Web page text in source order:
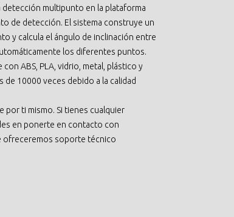
detección multipunto en la plataforma
de detección. El sistema construye un
y calcula el ángulo de inclinación entre
los diferentes puntos.
ABS, PLA, vidrio, metal, plástico y
de 10000 veces debido a la calidad
por ti mismo. Si tienes cualquier
en ponerte en contacto con
ofreceremos soporte técnico